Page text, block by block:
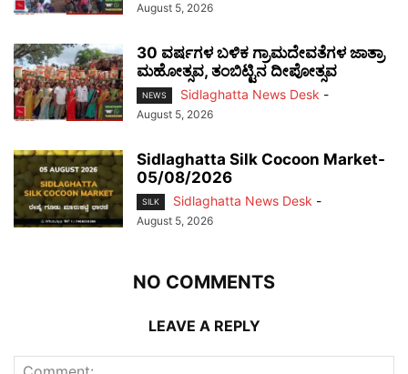
August 5, 2026
30 ವರ್ಷಗಳ ಬಳಿಕ ಗ್ರಾಮದೇವತೆಗಳ ಜಾತ್ರಾ
ಮಹೋತ್ಸವ, ತಂಬಿಟ್ಟಿನ ದೀಪೋತ್ಸವ
NEWS Sidlaghatta News Desk -
August 5, 2026
Sidlaghatta Silk Cocoon Market-
05/08/2026
SILK Sidlaghatta News Desk -
August 5, 2026
NO COMMENTS
LEAVE A REPLY